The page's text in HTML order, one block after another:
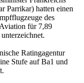
Parrikar) hatten einen
des
für 7,89
Ratingagentur
Stufe auf Ba1 und